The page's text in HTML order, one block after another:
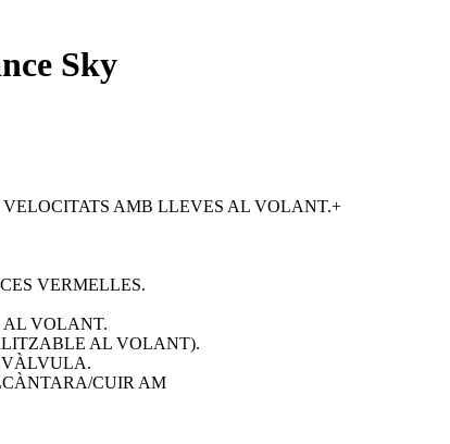
Sky
AMB LLEVES AL VOLANT.+
VERMELLES.
AL VOLANT.
AL VOLANT).
VÀLVULA.
CUIR AM